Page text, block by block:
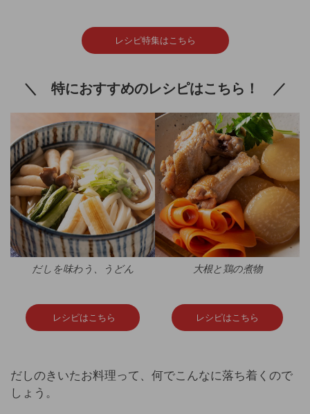
レシピ特集はこちら
＼ 特におすすめのレシピはこちら！ ／
だしを味わう、うどん 大根と鶏の煮物
レシピはこちら レシピはこちら
だしのきいたお料理って、何でこんなに落ち着くので
しょう。